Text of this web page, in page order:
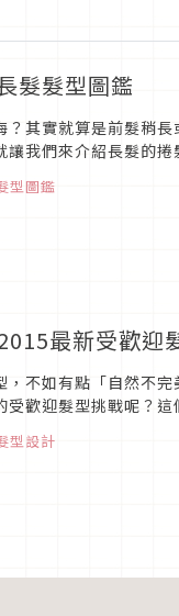
髮髮型圖鑑
其實就算是前髮稍長
我們來介紹長髮的
型圖鑑
最新受歡迎
不如有點「自然不
歡迎髮型挑戰呢？這
型設計